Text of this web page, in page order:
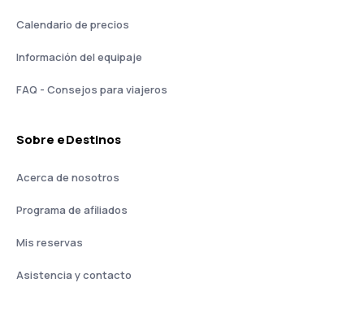
Calendario de precios
Información del equipaje
FAQ - Consejos para viajeros
Sobre eDestinos
Acerca de nosotros
Programa de afiliados
Mis reservas
Asistencia y contacto